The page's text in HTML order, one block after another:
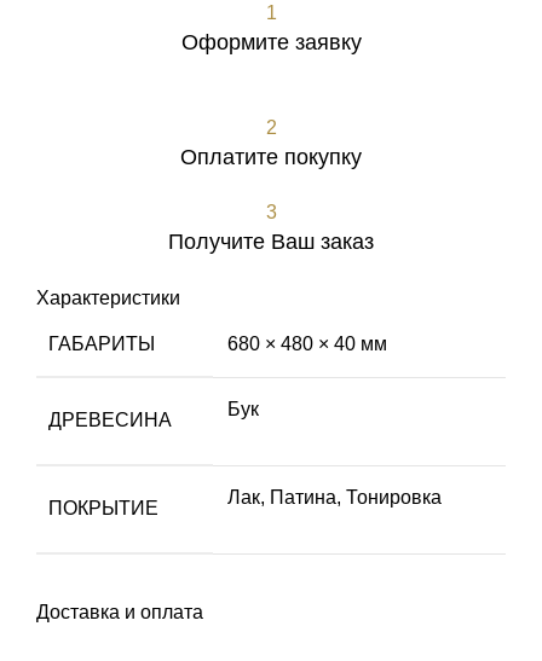
1
Оформите заявку
2
Оплатите покупку
3
Получите Ваш заказ
Характеристики
ГАБАРИТЫ 680 × 480 × 40 мм
ДРЕВЕСИНА
Бук
ПОКРЫТИЕ
Лак, Патина, Тонировка
Доставка и оплата